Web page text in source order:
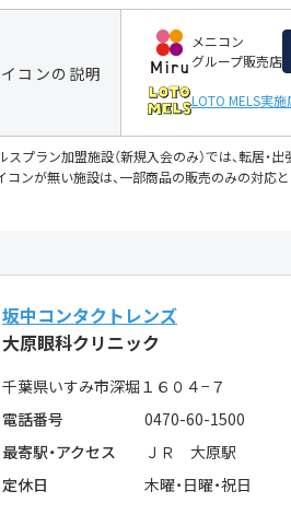
コンの説明
メニコン
グループ販売店
LOTO MELS実施
スプラン加盟施設（新規入会のみ）では、転居・
コンが無い施設は、一部商品の販売のみの対応と
坂中コンタクトレンズ
大原眼科クリニック
千葉県いすみ市深堀１６０４−７
電話番号
0470-60-1500
最寄駅・アクセス
ＪＲ 大原駅
定休日
木曜・日曜・祝日